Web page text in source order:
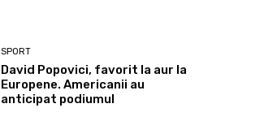
SPORT
David Popovici, favorit la aur la
Europene. Americanii au
anticipat podiumul